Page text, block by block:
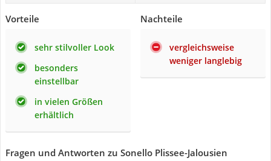
Vorteile
sehr stilvoller Look
besonders
einstellbar
in vielen Größen
erhältlich
Nachteile
vergleichsweise
weniger langlebig
Fragen und Antworten zu Sonello Plissee-Jalousien